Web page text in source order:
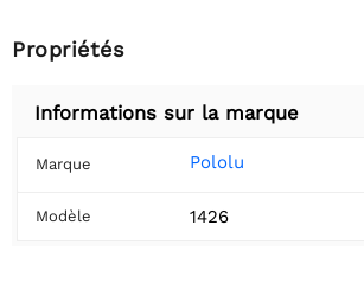
Propriétés
Informations sur la marque
Marque Pololu
Modèle 1426